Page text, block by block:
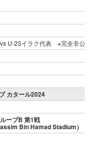
U-23イラク代表 ※完全非公開
カタール2024
ープB 第1戦
Bin Hamad Stadium）